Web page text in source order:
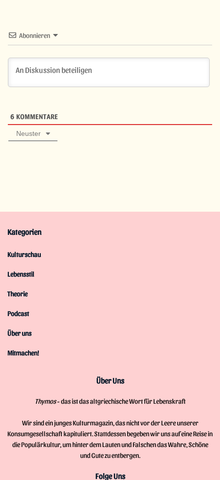
Abonnieren
6 KOMMENTARE
Neuster
Kategorien
Kulturschau
Lebensstil
Theorie
Podcast
Über uns
Mitmachen!
Über Uns
Thymos- das ist das altgriechische Wort für Lebenskraft
Wir sind ein junges Kulturmagazin, das nicht vor der Leere unserer
Konsumgesellschaft kapituliert. Stattdessen begeben wir uns auf eine Reise in
die Populärkultur, um hinter dem Lauten und Falschen das Wahre, Schöne
und Gute zu entbergen.
Folge Uns